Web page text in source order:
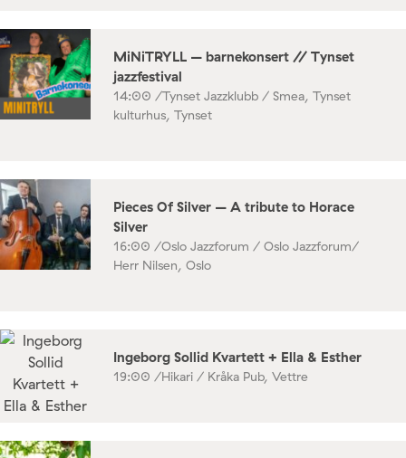
MiNiTRYLL – barnekonsert // Tynset
jazzfestival
14:00 /Tynset Jazzklubb / Smea, Tynset
kulturhus, Tynset
Pieces Of Silver – A tribute to Horace
Silver
16:00 /Oslo Jazzforum / Oslo Jazzforum/
Herr Nilsen, Oslo
Ingeborg Sollid Kvartett + Ella & Esther
19:00 /Hikari / Kråka Pub, Vettre